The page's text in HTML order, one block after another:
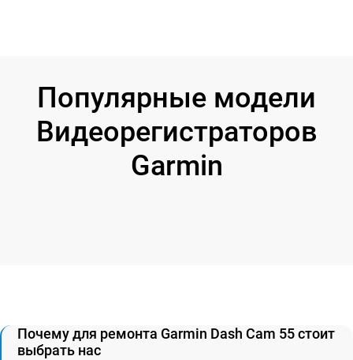
Популярные модели
Видеорегистраторов
Garmin
Почему для ремонта Garmin Dash Cam 55 стоит
выбрать нас